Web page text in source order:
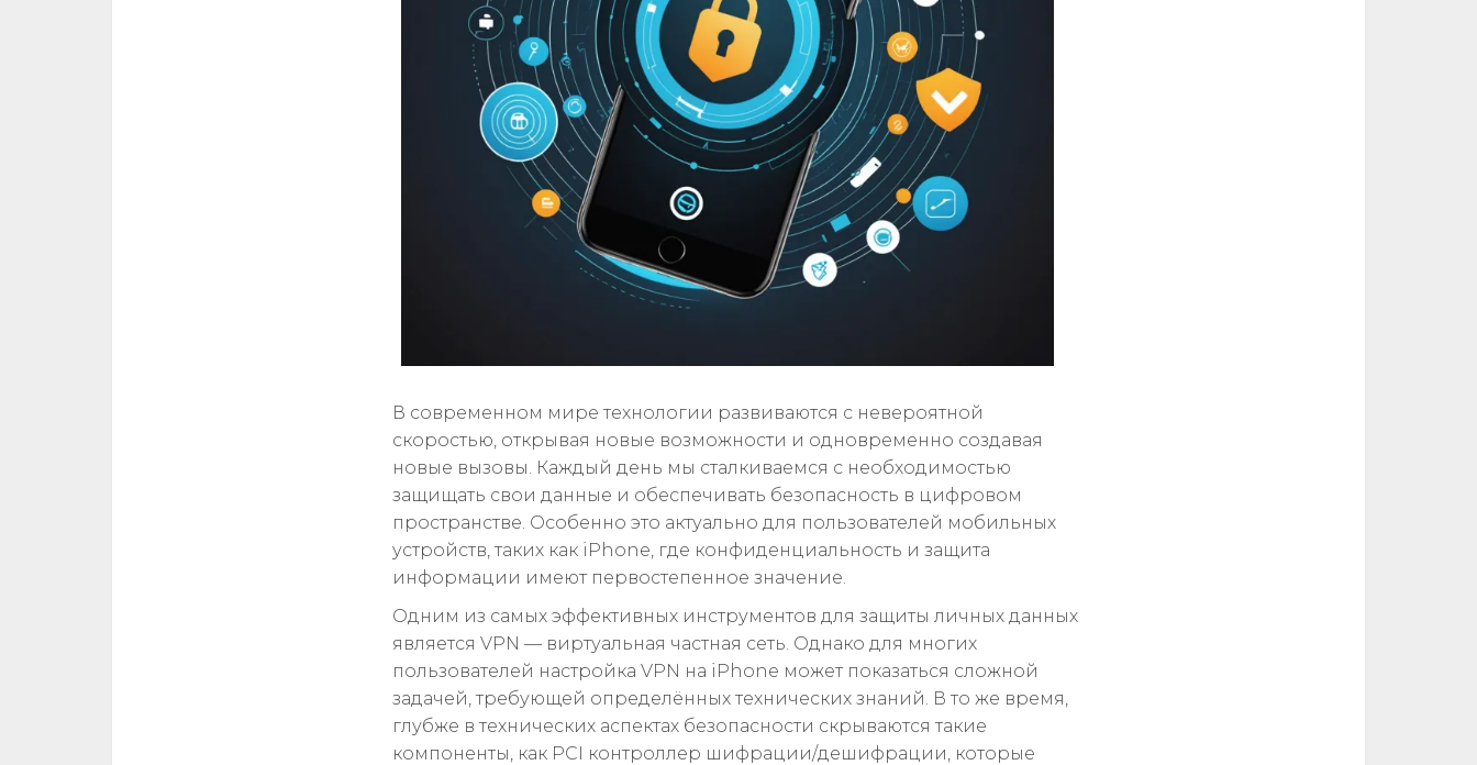
В современном мире технологии развиваются с невероятной
скоростью, открывая новые возможности и одновременно создавая
новые вызовы. Каждый день мы сталкиваемся с необходимостью
защищать свои данные и обеспечивать безопасность в цифровом
пространстве. Особенно это актуально для пользователей мобильных
устройств, таких как iPhone, где конфиденциальность и защита
информации имеют первостепенное значение.
Одним из самых эффективных инструментов для защиты личных данных
является VPN — виртуальная частная сеть. Однако для многих
пользователей настройка VPN на iPhone может показаться сложной
задачей, требующей определённых технических знаний. В то же время,
глубже в технических аспектах безопасности скрываются такие
компоненты, как PCI контроллер шифрации/дешифрации, которые